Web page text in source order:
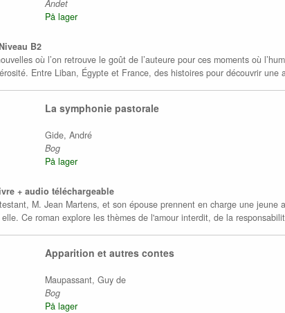
Andet
På lager
B2
où l’on retrouve le goût de l’auteure pour ces moments où
Entre Liban, Égypte et France, des histoires pour découvrir une
La symphonie pastorale
Gide, André
Bog
På lager
+ audio téléchargeable
M. Jean Martens, et son épouse prennent en charge une
Ce roman explore les thèmes de l'amour interdit, de la
Apparition et autres contes
Maupassant, Guy de
Bog
På lager